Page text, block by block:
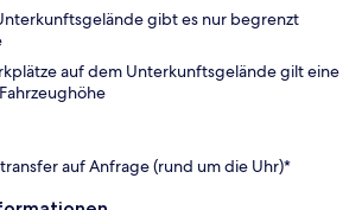
gibt es nur begrenzt
auf dem Unterkunftsgelände gilt eine
auf Anfrage (rund um die Uhr)*